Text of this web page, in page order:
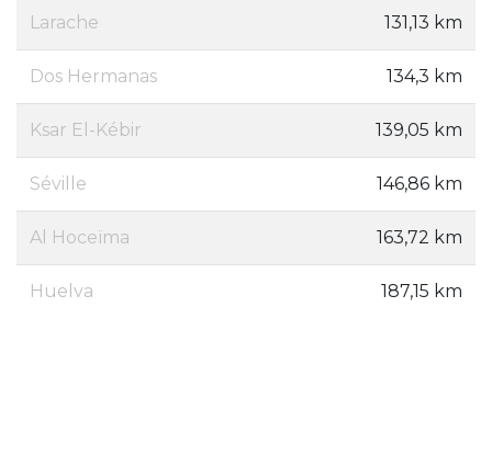
Larache 131,13 km
Dos Hermanas 134,3 km
Ksar El-Kébir 139,05 km
Séville 146,86 km
Al Hoceïma 163,72 km
Huelva 187,15 km